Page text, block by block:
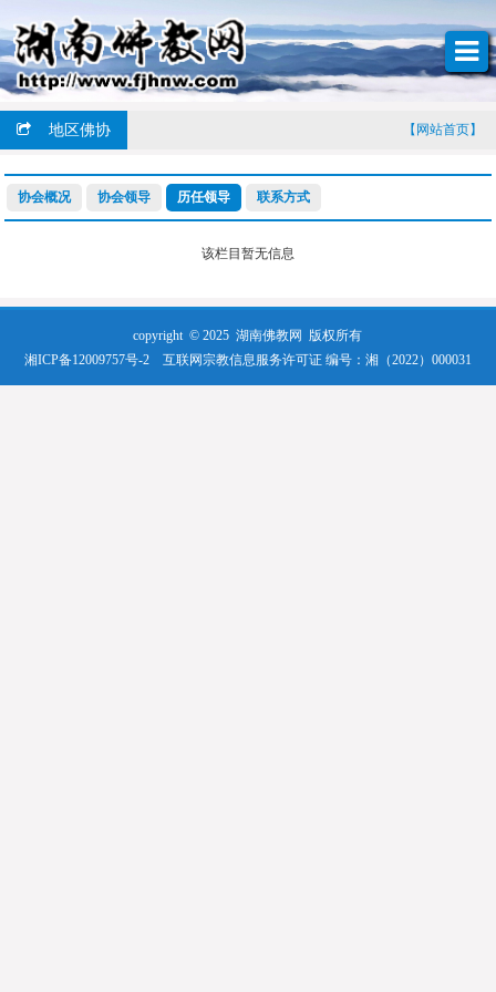
地区佛协 【网站首页】
协会概况 协会领导 历任领导 联系方式
该栏目暂无信息
copyright © 2025 湖南佛教网 版权所有
湘ICP备12009757号-2
互联网宗教信息服务许可证 编号：湘（2022）000031